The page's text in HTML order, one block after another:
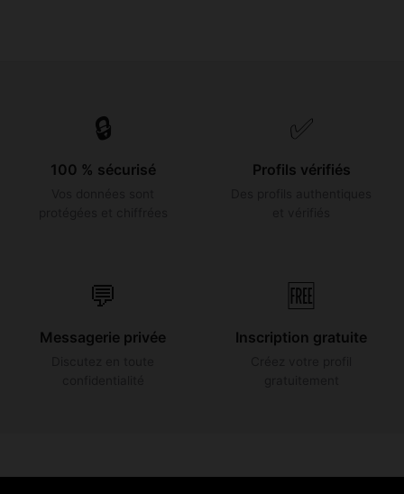
🔒
100 % sécurisé
✅
Profils vérifiés
💬
Messagerie privée
🆓
Inscription gratuite